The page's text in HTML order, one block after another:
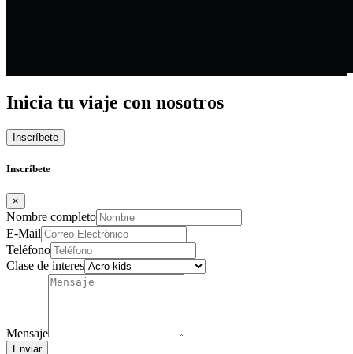
Inicia tu viaje con nosotros
Inscríbete
Inscríbete
×
Nombre completo
E-Mail
Teléfono
Clase de interes
Mensaje